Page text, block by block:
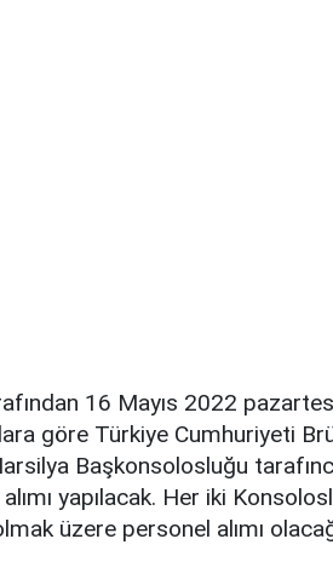
16 Mayıs 2022
göre Türkiye Cumhuriyeti
Başkonsolosluğu
yapılacak. Her iki
üzere personel alımı